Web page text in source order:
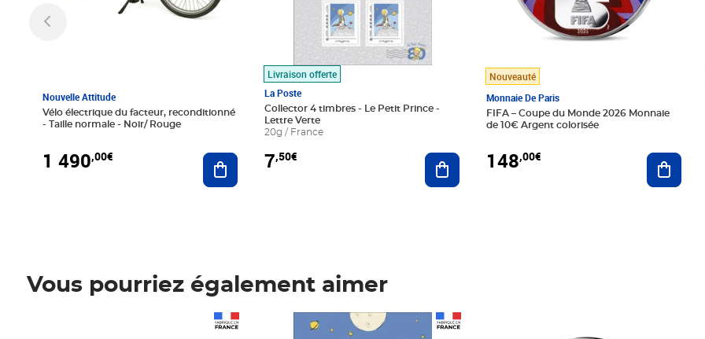
Nouvelle Attitude
Vélo électrique du facteur, reconditionné
- Taille normale - Noir/ Rouge
1 490,00€ Ajouter au panier
Livraison offerte
La Poste
Collector 4 timbres - Le Petit Prince -
Lettre Verte
20g / France
7,50€ Ajouter au panier
Nouveauté
Monnaie De Paris
FIFA – Coupe du Monde 2026 Monnaie
de 10€ Argent colorisée
148,00€
Vous pourriez également aimer
Prix 7,50€